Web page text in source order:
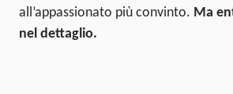
all’appassionato più convinto. Ma e
nel dettaglio.